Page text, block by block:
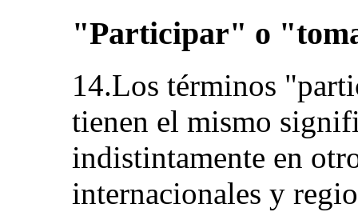
"Participar" o
14.Los términos
tienen el mismo
indistintamente en
internacionales y